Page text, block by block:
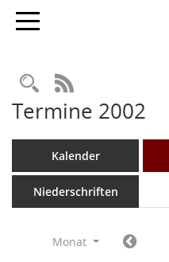
Toggle navigation
RSS-Feed
Termine 2002
Kalender
Niederschriften
Monat